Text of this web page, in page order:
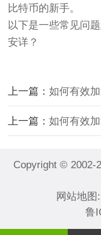
比特币的新手。
以下是一些常见问
安详？
上一篇：如何有效加
上一篇：如何有效加
Copyright © 2002-
网站地图:
鲁